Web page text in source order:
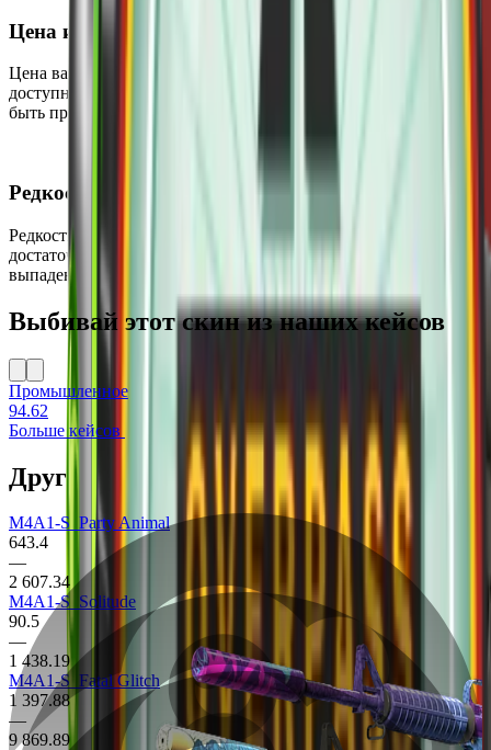
Цена и доступность
Цена варьируется от $0.11 до $1.08, что делает этот предмет
доступным. В настоящее время он широко доступен и может
быть приобретён на вторичном рынке.
Редкость
Редкость этого скина — Промышленное, что делает его
достаточно распространённым среди других скинов. Шанс
выпадения составляет всего 16%.
Выбивай этот скин из наших кейсов
Промышленное
94.62
Больше кейсов
Другие скины на M4A1-S
M4A1-S Party Animal
643.4
—
2 607.34
M4A1-S Solitude
90.5
—
1 438.19
M4A1-S Fatal Glitch
1 397.88
—
9 869.89